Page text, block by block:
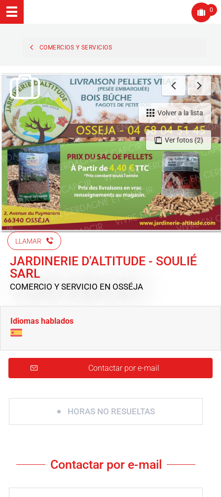
0
COMERCIOS Y SERVICIOS
Ver fotos (2)
Volver a la lista
LLAMAR
JARDINERIE D'ALTITUDE - SOULIÉ
SARL
COMERCIO Y SERVICIO EN OSSÉJA
Idiomas hablados
Contactar por e-mail
HORAS NO RESUELTAS
Contactar por e-mail